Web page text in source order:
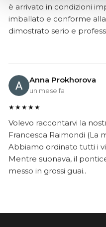
è arrivato in condizioni
imballato e conforme
dimostrato serio e
Anna Prokhorova
un mese fa
★★★★★
Volevo raccontarvi la
Francesca Raimondi (La
Abbiamo ordinato tutti i
Mentre suonava, il
messo in grossi guai..